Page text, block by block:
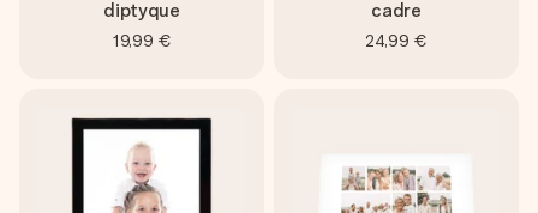
diptyque
19,99 €
cadre
24,99 €